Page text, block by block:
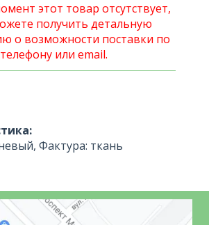
этот товар отсутствует,
получить детальную
о возможности поставки по
телефону или email.
Фактура: ткань